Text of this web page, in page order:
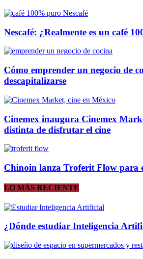
Nescafé: ¿Realmente es un café
Cómo emprender un negocio de
descapitalizarse
Cinemex inaugura Cinemex
distinta de disfrutar el cine
Chinoin lanza Troferit Flow para
LO MÁS RECIENTE
¿Dónde estudiar Inteligencia